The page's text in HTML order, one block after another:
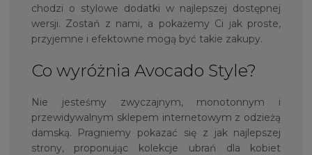
chodzi o stylowe dodatki w najlepszej dostępnej
wersji. Zostań z nami, a pokażemy Ci jak proste,
przyjemne i efektowne mogą być takie zakupy.
Co wyróżnia Avocado Style?
Nie jesteśmy zwyczajnym, monotonnym i
przewidywalnym sklepem internetowym z odzieżą
damską. Pragniemy pokazać się z jak najlepszej
strony, proponując kolekcje ubrań dla kobiet